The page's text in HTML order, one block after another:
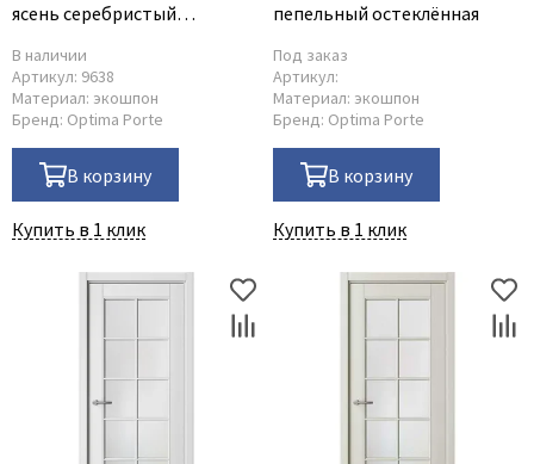
ясень серебристый
В наличии
Артикул: 9638
Материал: экошпон
Бренд: Optima Porte
В корзину
Купить в 1 клик
пепельный остеклённая
Под заказ
Артикул:
Материал: экошпон
Бренд: Optima Porte
В корзину
Купить в 1 клик